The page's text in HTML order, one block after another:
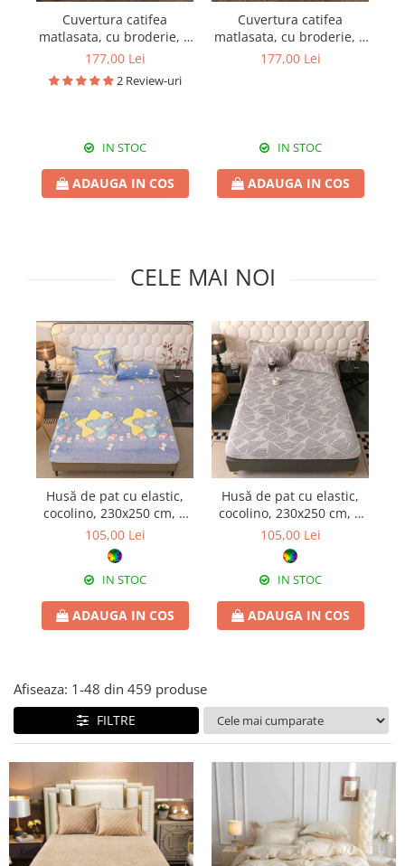
Pilote cu blăniță
Cuvertura catifea
matlasata, cu broderie, 3
piese, uni, 220X240 cm
CC72
177,00 Lei
2 Review-uri
IN STOC
ADAUGA IN COS
Cuvertura catifea
matlasata, cu broderie, 3
piese, uni, 220X240 cm
177,00 Lei
IN STOC
ADAUGA IN COS
CELE MAI NOI
Husă de pat cu elastic,
cocolino, 230x250 cm, 2
fețe de pernă, steluțe și
lună
105,00 Lei
IN STOC
ADAUGA IN COS
Husă de pat cu elastic,
cocolino, 230x250 cm, 2
fețe de pernă, geometric
gri-crem
105,00 Lei
IN STOC
ADAUGA IN COS
Afiseaza: 1-48 din 459 produse
FILTRE